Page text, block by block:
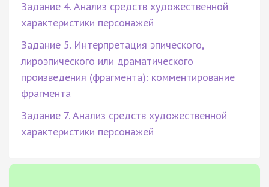
Задание 4. Анализ средств художественной
характеристики персонажей
Задание 5. Интерпретация эпического,
лироэпического или драматического
произведения (фрагмента): комментирование
фрагмента
Задание 7. Анализ средств художественной
характеристики персонажей